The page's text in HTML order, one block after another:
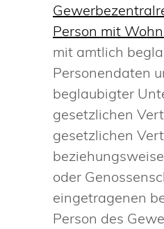
Person mit
mit amtlich
Personendaten
beglaubigter
gesetzlichen
gesetzlichen
oder
eingetragenen
Person des